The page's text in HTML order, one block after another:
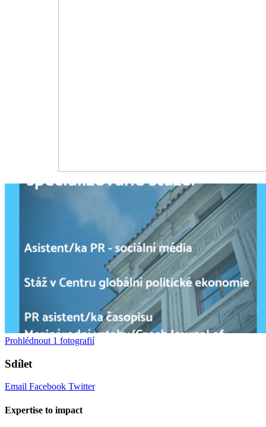
Prohlédnout 1 fotografií
Sdílet
Email Facebook Twitter
Expertise to impact